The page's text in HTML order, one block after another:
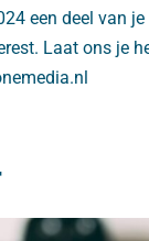
een deel van
Laat ons je